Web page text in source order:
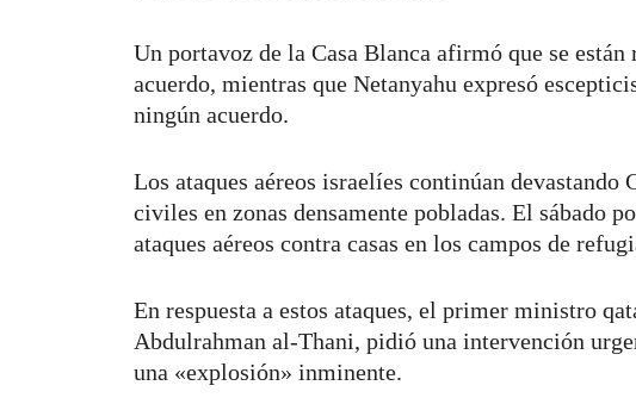
Un portavoz de la Casa Blanca afirmó que se
acuerdo, mientras que Netanyahu expresó
ningún acuerdo.
Los ataques aéreos israelíes continúan devastando
civiles en zonas densamente pobladas. El sábado
ataques aéreos contra casas en los campos de
En respuesta a estos ataques, el primer ministro
Abdulrahman al-Thani, pidió una intervención
una «explosión» inminente.